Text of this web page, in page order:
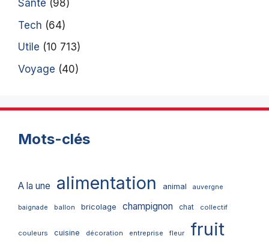
Santé (98)
Tech (64)
Utile (10 713)
Voyage (40)
Mots-clés
A la une alimentation animal auvergne
baignade ballon bricolage champignon chat collectif
couleurs cuisine décoration entreprise fleur fruit